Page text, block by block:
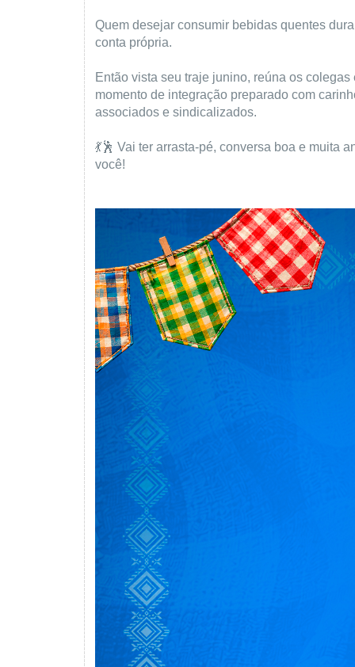
Quem desejar consumir bebidas quentes
conta própria.
Então vista seu traje junino, reúna os
momento de integração preparado com
associados e sindicalizados.
💃🕺 Vai ter arrasta-pé, conversa boa e muita
você!